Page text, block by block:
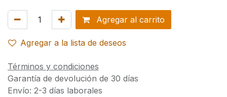
Agregar al carrito
Agregar a la lista de deseos
Términos y condiciones
Garantía de devolución de 30 días
Envío: 2-3 días laborales